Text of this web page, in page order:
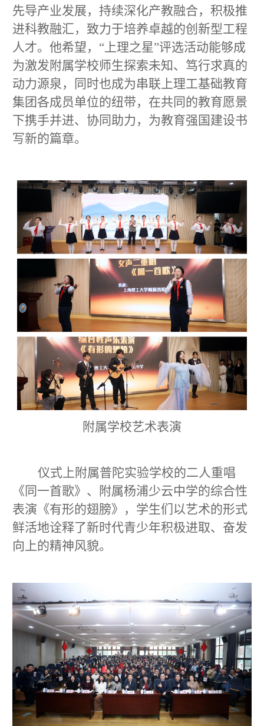
先导产业发展，持续深化产教融合，积极推
进科教融汇，致力于培养卓越的创新型工程
人才。他希望，“上理之星”评选活动能够成
为激发附属学校师生探索未知、笃行求真的
动力源泉，同时也成为串联上理工基础教育
集团各成员单位的纽带，在共同的教育愿景
下携手并进、协同助力，为教育强国建设书
写新的篇章。
附属学校艺术表演
仪式上附属普陀实验学校的二人重唱
《同一首歌》、附属杨浦少云中学的综合性
表演《有形的翅膀》，学生们以艺术的形式
鲜活地诠释了新时代青少年积极进取、奋发
向上的精神风貌。